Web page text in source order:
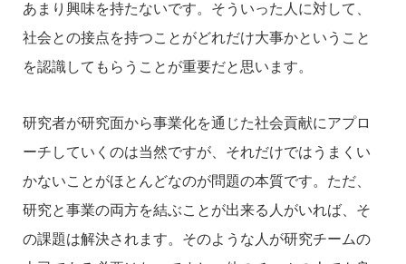
あまり興味を持たないです。そういった人に対して、
社会との接点を持つことがどれだけ大事かということ
を認識してもらうことが重要だと思います。
研究者が研究面から事業化を通じた社会貢献にアプロ
ーチしていくのは当然ですが、それだけではうまくい
かないことがほとんどなのが問題の本質です。ただ、
研究と事業の両方を結ぶことが出来る人がいれば、そ
の課題は解決されます。そのような人が研究チームの